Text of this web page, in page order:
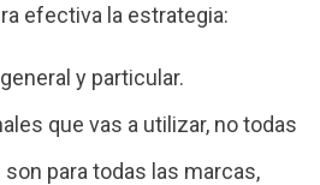
efectiva la estrategia:
y particular.
que vas a utilizar, no todas
para todas las marcas,